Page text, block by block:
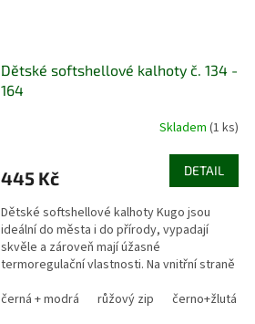
Dětské softshellové kalhoty č. 134 -
164
Skladem (1 ks)
445 Kč DETAIL
Dětské softshellové kalhoty Kugo jsou
ideální do města i do přírody, vypadají
skvěle a zároveň mají úžasné
termoregulační vlastnosti. Na vnitřní straně
černá + modrá
růžový zip černo+žlutá